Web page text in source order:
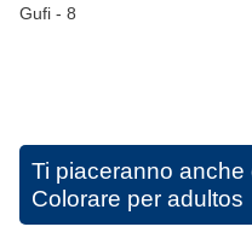
Gufi - 8
Ti piaceranno anche
Colorare per adultos